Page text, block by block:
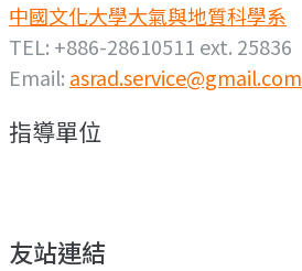
中國文化大學大氣與地質科學系
TEL: +886-28610511 ext. 25836
Email: asrad.service@gmail.com
指導單位
友站連結